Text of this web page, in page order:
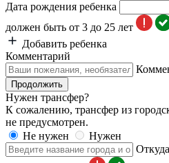
Дата рождения ребенка
должен быть от 3 до 25 лет
Добавить ребенка
Комментарий
Продолжить
Нужен трансфер?
К сожалению, трансфер из
не предусмотрен.
Не нужен
Нужен